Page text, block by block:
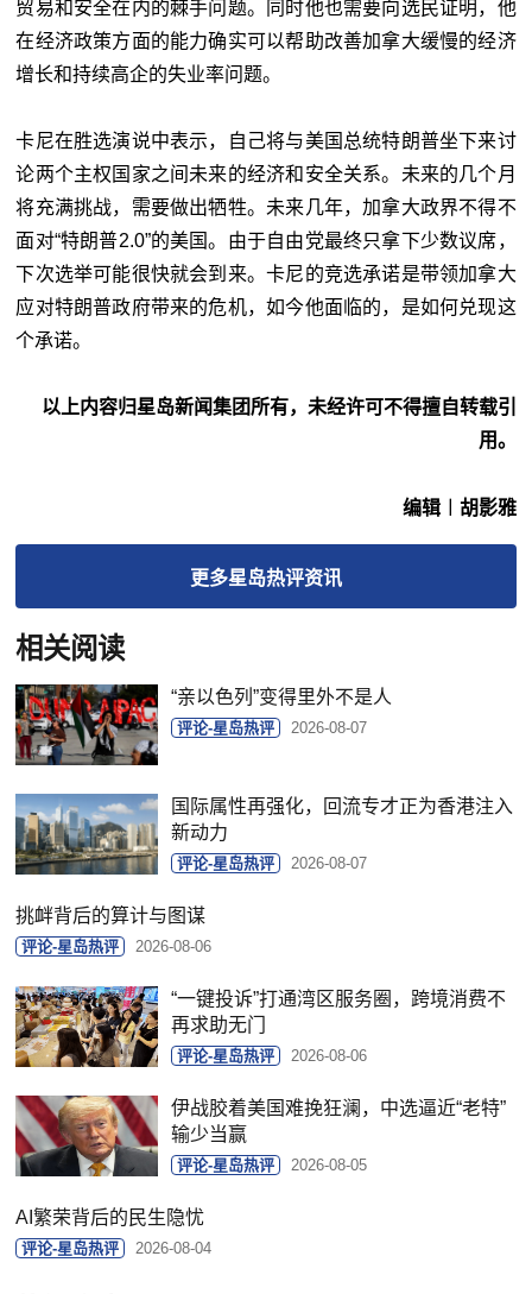
贸易和安全在内的棘手问题。同时他也需要向选民证明，他
在经济政策方面的能力确实可以帮助改善加拿大缓慢的经济
增长和持续高企的失业率问题。
卡尼在胜选演说中表示，自己将与美国总统特朗普坐下来讨
论两个主权国家之间未来的经济和安全关系。未来的几个月
将充满挑战，需要做出牺牲。未来几年，加拿大政界不得不
面对“特朗普2.0”的美国。由于自由党最终只拿下少数议席，
下次选举可能很快就会到来。卡尼的竞选承诺是带领加拿大
应对特朗普政府带来的危机，如今他面临的，是如何兑现这
个承诺。
以上内容归星岛新闻集团所有，未经许可不得擅自转载引
用。
编辑︱胡影雅
更多星岛热评资讯
相关阅读
“亲以色列”变得里外不是人
评论-星岛热评 2026-08-07
国际属性再强化，回流专才正为香港注入
新动力
评论-星岛热评 2026-08-07
挑衅背后的算计与图谋
评论-星岛热评 2026-08-06
“一键投诉”打通湾区服务圈，跨境消费不
再求助无门
评论-星岛热评 2026-08-06
伊战胶着美国难挽狂澜，中选逼近“老特”
输少当赢
评论-星岛热评 2026-08-05
AI繁荣背后的民生隐忧
评论-星岛热评 2026-08-04